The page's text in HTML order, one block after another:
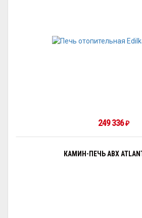
249 336₽
КАМИН-ПЕЧЬ ABX